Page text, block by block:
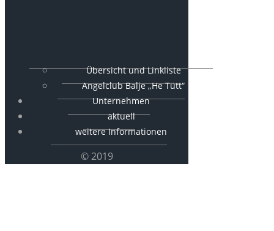
Übersicht und Linkliste
Angelclub Balje „He Tütt“
Unternehmen
aktuell
weitere Informationen
© 2019